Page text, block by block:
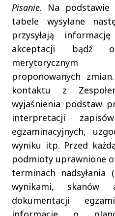
Pisanie. Na podstawie
tabele wysyłane
przysyłają
akceptacji bądź
merytorycznym
proponowanych
kontaktu z
wyjaśnienia podstaw
interpretacji
egzaminacyjnych,
wyniku itp. Przed
podmioty uprawnione
terminach
wynikami, skanów
dokumentacji